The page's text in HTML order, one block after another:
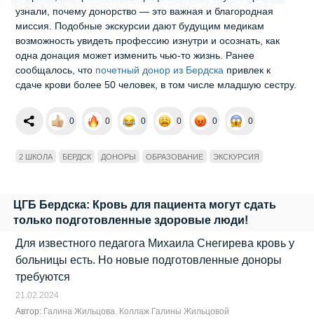
узнали, почему донорство — это важная и благородная
миссия. Подобные экскурсии дают будущим медикам
возможность увидеть профессию изнутри и осознать, как
одна донация может изменить чью‑то жизнь. Ранее
сообщалось, что почетный донор из Бердска привлек к
сдаче крови более 50 человек, в том числе младшую сестру.
0 0 0 0 0 0
2 ШКОЛА БЕРДСК ДОНОРЫ ОБРАЗОВАНИЕ ЭКСКУРСИЯ
ЦГБ Бердска: Кровь для пациента могут сдать
только подготовленные здоровые люди!
Для известного педагога Михаила Снегирева кровь у
больницы есть. Но новые подготовленные доноры
требуются
21.02.2024
Автор: Галина Жильцова. Коллаж Галины Жильцовой